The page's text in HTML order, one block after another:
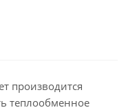
производится
теплообменное